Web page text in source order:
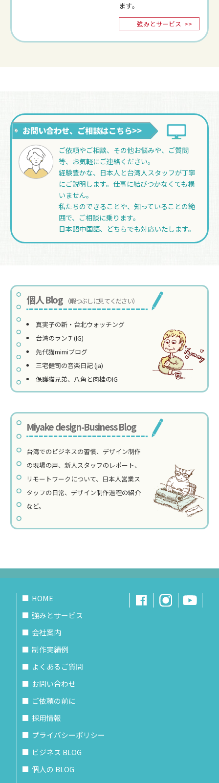
ます。
強みとサービス >>
お問い合わせ、ご相談はこちら>>
ご依頼やご相談、その他お悩みや、ご質問
等、お気軽にご連絡ください。
経験豊かな、日本人と台湾人スタッフが丁寧
にご説明します。仕事に結びつかなくても構
いません。
私たちのできることや、知っていることの範
囲で、ご相談に乗ります。
日本語中国語、どちらでも対応いたします。
個人 Blog （暇つぶしに見てください）
真実子の新・台北ウォッチング
台湾のランチ(IG)
先代猫mimiブログ
三宅健司の音楽日記 (ja)
保護猫兄弟、八角と肉桂のIG
Miyake design-Business Blog
台湾でのビジネスの習慣、デザイン制作
の現場の声、新人スタッフのレポート、
リモートワークについて、日本人営業ス
タッフの日常、デザイン制作過程の紹介
など。
HOME
強みとサービス
会社案内
制作実績例
よくあるご質問
お問い合わせ
ご依頼の前に
採用情報
プライバシーポリシー
ビジネス BLOG
個人の BLOG